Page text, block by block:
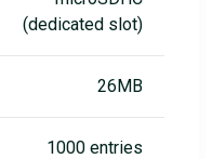
(dedicated slot)
26MB
1000 entries